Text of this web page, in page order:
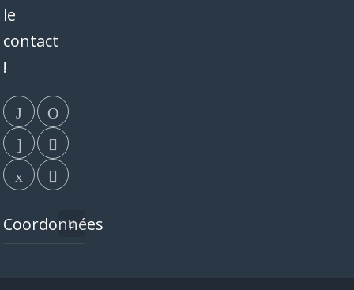
le
contact
!
Coordonnées